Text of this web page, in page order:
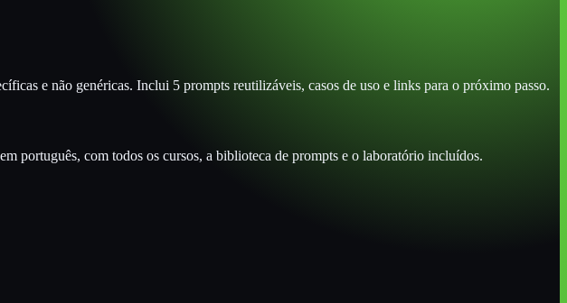
e não genéricas. Inclui 5 prompts reutilizáveis, casos de uso e links para o próximo passo.
português, com todos os cursos, a biblioteca de prompts e o laboratório incluídos.